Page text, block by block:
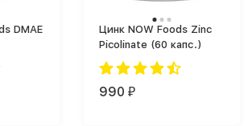
Цинк NOW Foods Zinc
Picolinate (60 капс.)
990 ₽